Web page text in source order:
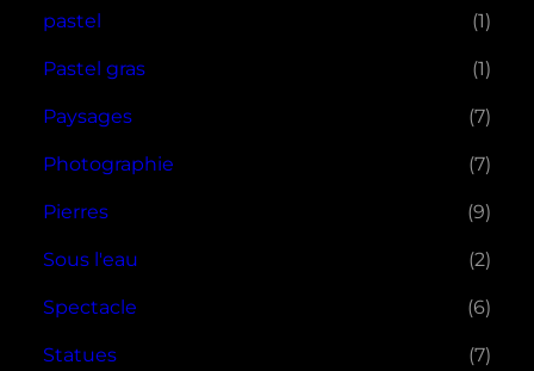
pastel (1)
Pastel gras (1)
Paysages (7)
Photographie (7)
Pierres (9)
Sous l'eau (2)
Spectacle (6)
Statues (7)